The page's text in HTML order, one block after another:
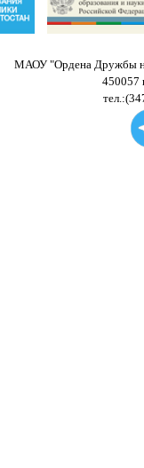
МАОУ "Ордена Дружбы
450057